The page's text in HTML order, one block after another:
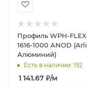
Профиль WPH-
1616-1000 ANOD
Алюминий)
Есть в наличии: 192
1 141.67 ₽/м